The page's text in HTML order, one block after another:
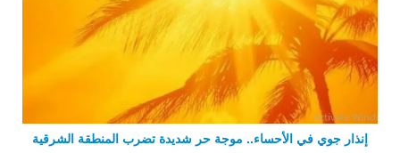
إنذار جوي في الأحساء.. موجة حر شديدة تضرب المنطقة الشرقية